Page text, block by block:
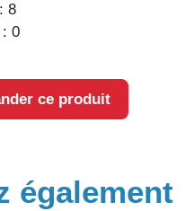
8
0
ce produit
également